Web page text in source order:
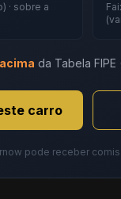
· sobre a
da Tabela FIPE
carro
pode receber